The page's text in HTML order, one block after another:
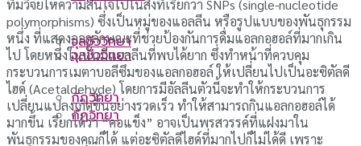
จุลชีววิทยา
กีฏวิทยา
จุลชีววิทยา
กีฏวิทยา
ทีมวิจัยให้ความสนใจไปในสิ่งที่เรียกว่า SNPs (single-nucleotide
polymorphisms) ซึ่งเป็นหมู่ของแอลลีน หรือรูปแบบของพันธุกรรม
หนึ่ง ที่แสดงออกลักษณะที่ช่วยป้องกันการดื่มแอลกอฮอล์ที่มากเกิน
ไป โดยหนึ่งในนั้นมีแอลลีนที่พบได้ยาก ซึ่งทำหน้าที่ควบคุม
กระบวนการเมตาบอลีซึมของแอลกอฮอล์ ให้เปลี่ยนไปเป็นอะซิตัลดี
ไฮด์ (Acetaldehyde) โดยการมีอัลลีนตัวนี้จะทำให้กระบวนการ
เปลี่ยนแปลงเกิดขึ้นอย่างรวดเร็ว ทำให้สามารถกินแอลกอฮอล์ได้
มากขึ้น เรียกได้ว่า “คอแข็ง” อาจเป็นพรสวรรค์ที่แฝงมาใน
พันธุกรรมของคุณก็ได้ แต่อะซิตัลดีไฮด์ที่มากไปก็ไม่ได้ดี เพราะ